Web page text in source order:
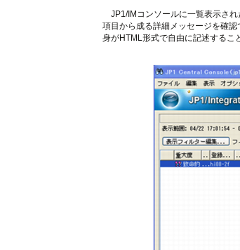
JP1/IMコンソールに一覧表示され
項目から成る詳細メッセージを確
身がHTML形式で自由に記述するこ